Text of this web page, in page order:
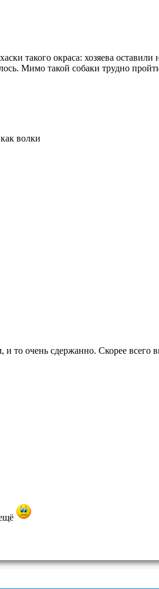
такого окраса: хозяева оставили
Мимо такой собаки трудно
волки
то очень сдержанно. Скорее всего